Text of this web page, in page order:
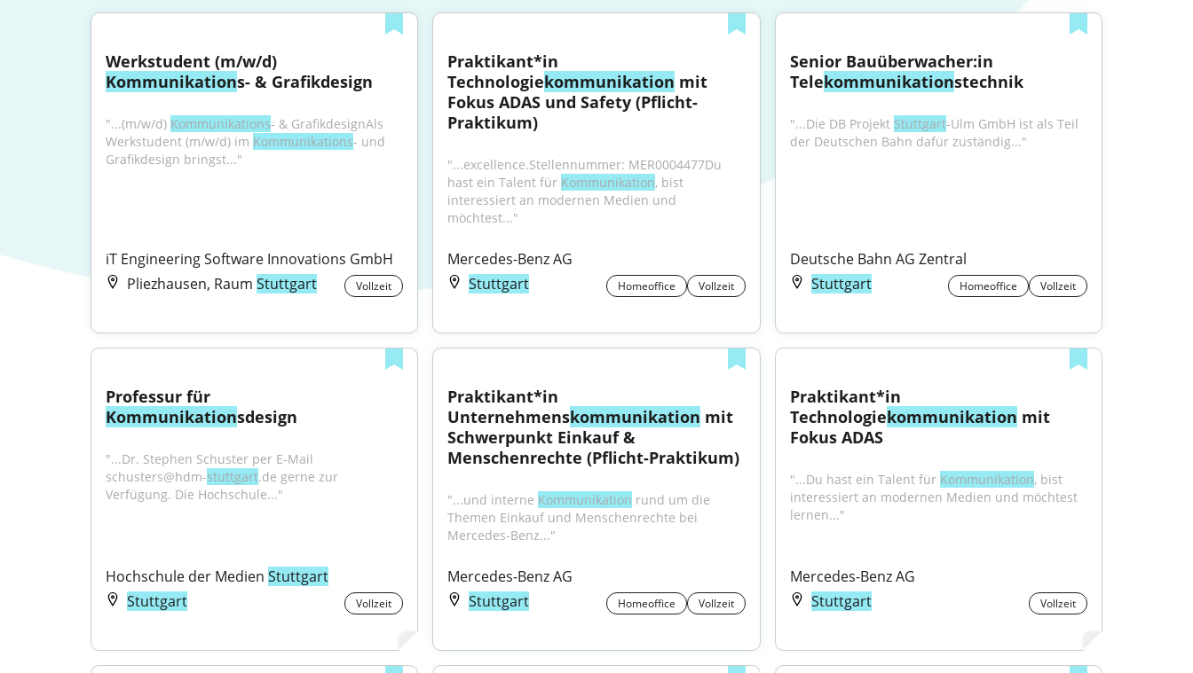
Kommunikations- & Grafikdesign
"...(m/w/d) Kommunikations- & GrafikdesignAls
Werkstudent (m/w/d) im Kommunikations- und
Grafikdesign bringst..."
iT Engineering Software Innovations GmbH
Pliezhausen, Raum Stuttgart Vollzeit
Praktikant*in
Technologiekommunikation mit
Fokus ADAS und Safety (Pflicht-
Praktikum)
"...excellence.Stellennummer: MER0004477Du
hast ein Talent für Kommunikation, bist
interessiert an modernen Medien und
möchtest..."
Mercedes-Benz AG
Stuttgart
Homeoffice Vollzeit
Senior Bauüberwacher:in
Telekommunikationstechnik
"...Die DB Projekt Stuttgart-Ulm GmbH ist als Teil
der Deutschen Bahn dafür zuständig..."
Deutsche Bahn AG Zentral
Stuttgart
Homeoffice Vollzeit
Kommunikationsdesign
"...Dr. Stephen Schuster per E-Mail
schusters@hdm-stuttgart.de gerne zur
Verfügung. Die Hochschule..."
Hochschule der Medien Stuttgart
Stuttgart
Vollzeit
Praktikant*in
Unternehmenskommunikation mit
Schwerpunkt Einkauf &
Menschenrechte (Pflicht-Praktikum)
"...und interne Kommunikation rund um die
Themen Einkauf und Menschenrechte bei
Mercedes-Benz..."
Mercedes-Benz AG
Stuttgart
Homeoffice Vollzeit
Praktikant*in
Technologiekommunikation mit
Fokus ADAS
"...Du hast ein Talent für Kommunikation, bist
interessiert an modernen Medien und möchtest
lernen..."
Mercedes-Benz AG
Stuttgart
Vollzeit